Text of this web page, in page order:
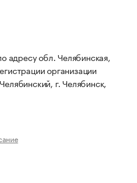
обл. Челябинская,
организации
г. Челябинск,